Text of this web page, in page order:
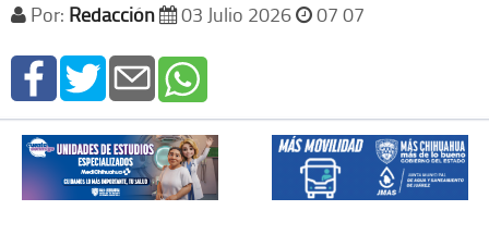
Por: Redacción 03 Julio 2026 07 07